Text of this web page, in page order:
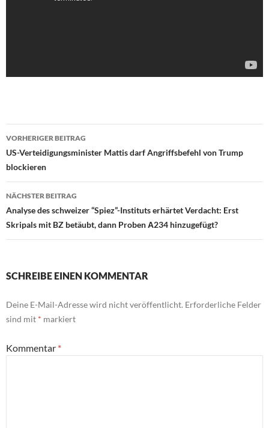
Beitragsnavigation
VORHERIGER BEITRAG
US-Verteidigungsminister Mattis darf Angriffsbefehl von Trump
blockieren
NÄCHSTER BEITRAG
Analyse des schweizer “Spiez”-Instituts erhärtet Verdacht: Erst
Skripals mit BZ betäubt, dann Proben А234 hinzugefügt?
SCHREIBE EINEN KOMMENTAR
Deine E-Mail-Adresse wird nicht veröffentlicht. Erforderliche Felder
sind mit * markiert
Kommentar *